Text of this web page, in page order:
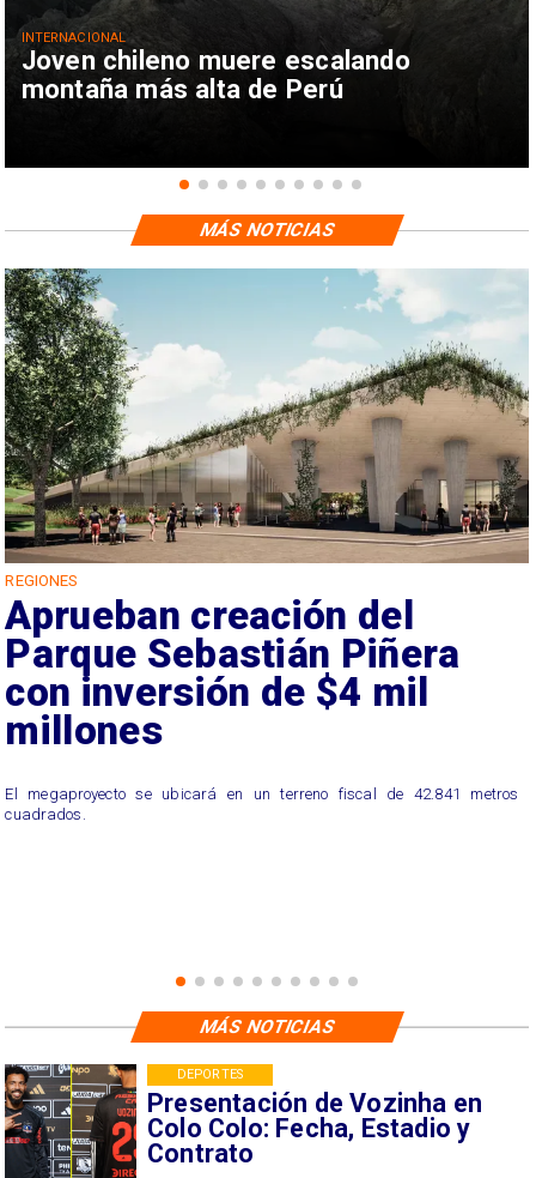
Joven chileno muere escalando
montaña más alta de Perú
INTERNACIONAL
REGIONES
Aprueban creación del
Parque Sebastián Piñera
con inversión de $4 mil
millones
El megaproyecto se ubicará en un terreno fiscal de 42.841 metros
cuadrados.
MÁS NOTICIAS
Presentación de Vozinha en
Colo Colo: Fecha, Estadio y
Contrato
DEPORTES
MÁS NOTICIAS